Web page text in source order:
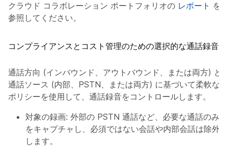
クラウド コラボレーション ポートフォリオの レポート を
参照してください。
コンプライアンスとコスト管理のための選択的な通話録音
通話方向 (インバウンド、アウトバウンド、または両方) と
通話ソース (内部、PSTN、または両方) に基づいて柔軟な
ポリシーを使用して、通話録音をコントロールします。
対象の録画: 外部の PSTN 通話など、必要な通話のみ
をキャプチャし、必須ではない会話や内部会話は除外
します。